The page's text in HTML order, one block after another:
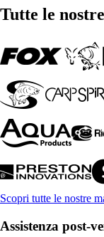
Tutte le
Scopri tutte le nostre
Assistenza post-